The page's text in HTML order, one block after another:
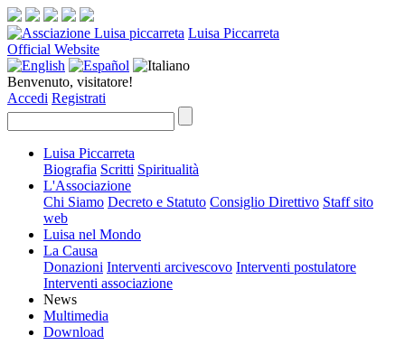
Luisa Piccarreta
Official Website
Benvenuto, visitatore!
Accedi Registrati
Luisa Piccarreta
Biografia Scritti Spiritualità
L'Associazione
Chi Siamo Decreto e Statuto Consiglio Direttivo Staff sito
web
Luisa nel Mondo
La Causa
Donazioni Interventi arcivescovo Interventi postulatore
Interventi associazione
News
Multimedia
Download